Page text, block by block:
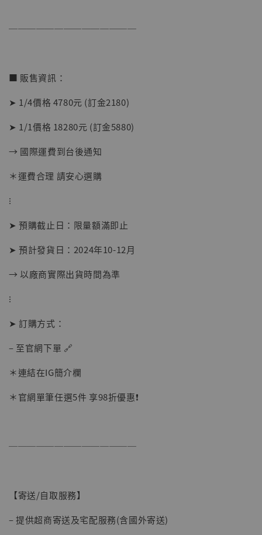
【店內現貨】海賊王 系列蒐藏雕像 布魯克達
摩 [7STARS Studio]
NT$ 1,500
NT$ 4,980
──────────────
■ 販售資訊：
➤ 1/4價格 4780元 (訂金2180)
➤ 1/1價格 18280元 (訂金5880)
→ 國際運費到台後通知
＊運費合理 請安心選購
⁝
➤ 預購截止日：限量額滿即止
➤ 預計發貨日：2024年10-12月
→ 以廠商實際出貨時間為準
⁝
➤ 訂購方式：
– 至官網下單 🔗
＊連結在IG簡介欄
＊官網單筆任選5件 享98折優惠❗️
──────────────
【寄送/自取服務】
– 提供超商寄送及宅配服務(含國外寄送)